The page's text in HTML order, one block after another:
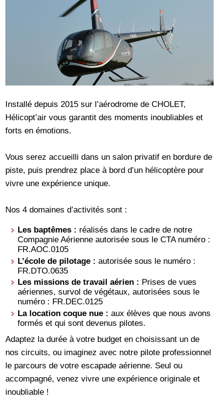
Installé depuis 2015 sur l’aérodrome de CHOLET,
Hélicopt’air vous garantit des moments inoubliables et
forts en émotions.
Vous serez accueilli dans un salon privatif en bordure de
piste, puis prendrez place à bord d’un hélicoptère pour
vivre une expérience unique.
Nos 4 domaines d’activités sont :
Les baptêmes : réalisés dans le cadre de notre
Compagnie Aérienne autorisée sous le CTA numéro :
FR.AOC.0105
L’école de pilotage :autorisée sous le numéro :
FR.DTO.0635
Les missions de travail aérien : Prises de vues
aériennes, survol de végétaux, autorisées sous le
numéro : FR.DEC.0125
La location coque nue :aux élèves que nous avons
formés et qui sont devenus pilotes.
Adaptez la durée à votre budget en choisissant un de
nos circuits, ou imaginez avec notre pilote professionnel
le parcours de votre escapade aérienne. Seul ou
accompagné, venez vivre une expérience originale et
inoubliable !